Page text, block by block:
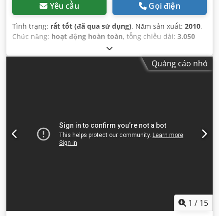
Yêu cầu Gọi điện
Tình trạng: rất tốt (đã qua sử dụng), Năm sản xuất: 2010,
Chức năng: hoạt động hoàn toàn, tổng chiều dài: 3.050
1.400 mm
Quảng cáo nhỏ
1 / 15